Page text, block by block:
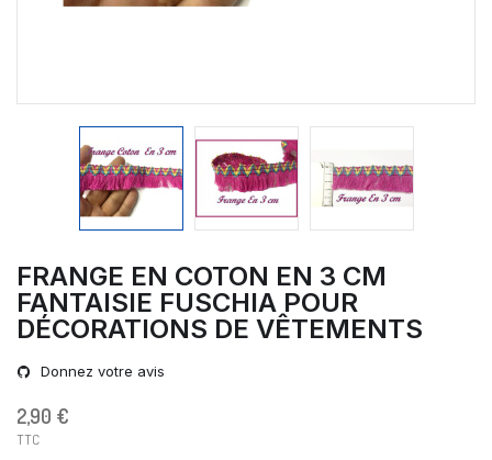
FRANGE EN COTON EN 3 CM
FANTAISIE FUSCHIA POUR
DÉCORATIONS DE VÊTEMENTS
Donnez votre avis
2,90 €
TTC